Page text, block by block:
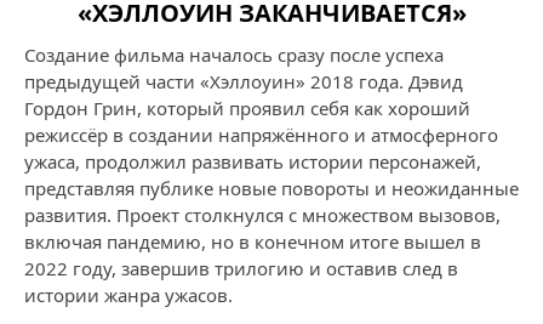
«ХЭЛЛОУИН ЗАКАНЧИВАЕТСЯ»
Создание фильма началось сразу после успеха
предыдущей части «Хэллоуин» 2018 года. Дэвид
Гордон Грин, который проявил себя как хороший
режиссёр в создании напряжённого и атмосферного
ужаса, продолжил развивать истории персонажей,
представляя публике новые повороты и неожиданные
развития. Проект столкнулся с множеством вызовов,
включая пандемию, но в конечном итоге вышел в
2022 году, завершив трилогию и оставив след в
истории жанра ужасов.